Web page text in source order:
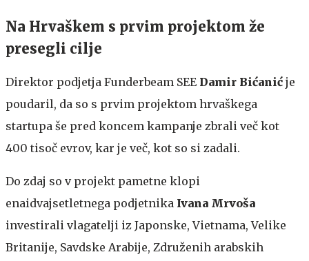
Na Hrvaškem s prvim projektom že
presegli cilje
Direktor podjetja Funderbeam SEE Damir Bićanić je
poudaril, da so s prvim projektom hrvaškega
startupa še pred koncem kampanje zbrali več kot
400 tisoč evrov, kar je več, kot so si zadali.
Do zdaj so v projekt pametne klopi
enaidvajsetletnega podjetnika Ivana Mrvoša
investirali vlagatelji iz Japonske, Vietnama, Velike
Britanije, Savdske Arabije, Združenih arabskih